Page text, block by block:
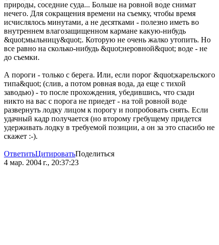
природы, соседние суда... Больше на ровной воде снимат
нечего. Для сокращения времени на съемку, чтобы время
исчислялось минутами, а не десятками - полезно иметь во
внутреннем влагозащищенном кармане какую-нибудь
&quot;мыльницу&quot;. Которую не очень жалко утопить. Но
все равно на сколько-нибудь &quot;неровной&quot; воде - не
до съемки.
А пороги - только с берега. Или, если порог &quot;карельского
типа&quot; (слив, а потом ровная вода, да еще с тихой
заводью) - то после прохождения, убедившись, что сзади
никто на вас с порога не приедет - на той ровной воде
развернуть лодку лицом к порогу и попробовать снять. Если
удачный кадр получается (но второму гребущему придется
удерживать лодку в требуемой позиции, а он за это спасибо не
скажет :-).
ОтветитьЦитироватьПоделиться
4 мар. 2004 г., 20:37:23